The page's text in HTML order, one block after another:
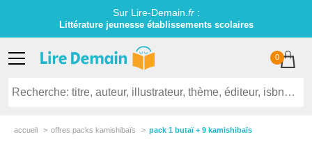
Sur Lire-Demain. fr:
Littérature jeunesse établissements scolaires
0
accueil offres packs kamishibaïs pack 1 butaï + 9 kamishibaïs